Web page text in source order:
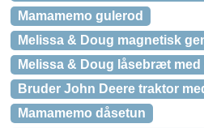
Mamamemo gulerod
Melissa & Doug magnetisk
Melissa & Doug låsebræt med
Bruder John Deere traktor
Mamamemo dåsetun